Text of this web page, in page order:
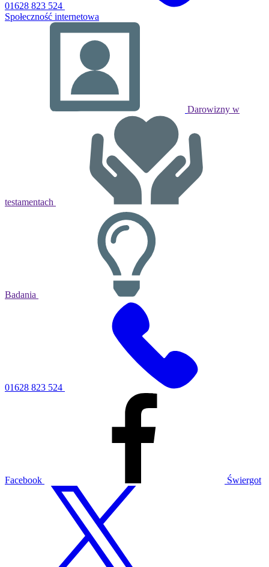
01628 823 524
Społeczność internetowa
Darowizny w
testamentach
Badania
01628 823 524
Facebook Świergot